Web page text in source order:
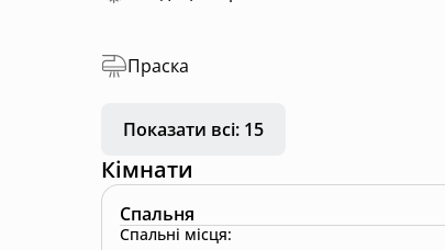
Праска
Показати всі: 15
Кімнати
Спальня
Спальні місця: